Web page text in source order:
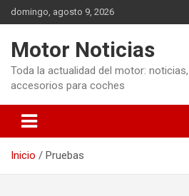
Saltar
al
domingo, agosto 9, 2026
Motor Noticias
Toda la actualidad del motor:
accesorios para coches
Inicio Pruebas